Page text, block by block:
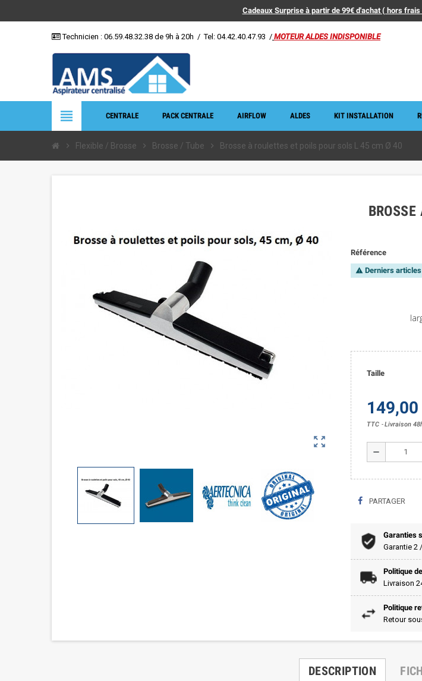
Cadeaux Surprise à partir de 99€ d'achat ( hors
Technicien : 06.59.48.32.38 de 9h à 20h / Tel: 04.42.40.47.93 / MOTEUR ALDES INDISPONIBLE
view_headline CENTRALE PACK CENTRALE AIRFLOW ALDES KIT INSTALLATION
chevron_right Flexible / Brosse chevron_right Brosse / Tube chevron_right Brosse à roulettes et poils pour sols L 45 cm Ø 40
zoom_out_map
Référence
warning Derniers
Taille
149,00
TTC Livraison
remove
PARTAGER
Garanties
Garantie 2
Politique
Livraison
Politique
Retour
DESCRIPTION